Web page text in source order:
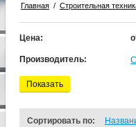
Главная
  /
Строительная
Цена:
Производитель:
Показать
Сортировать по: